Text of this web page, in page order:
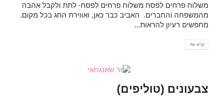
משלוח פרחים לפסח משלוח פרחים לפסח- לתת ולקבל אהבה
מהמשפחה והחברים. האביב כבר כאן, ואווירת החג בכל מקום.
מחפשים רעיון להראות...
קרא עוד
צבעונים (טוליפים)